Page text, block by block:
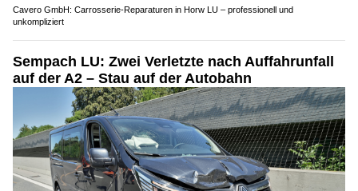
Cavero GmbH: Carrosserie-Reparaturen in Horw LU – professionell und
unkompliziert
Sempach LU: Zwei Verletzte nach Auffahrunfall
auf der A2 – Stau auf der Autobahn